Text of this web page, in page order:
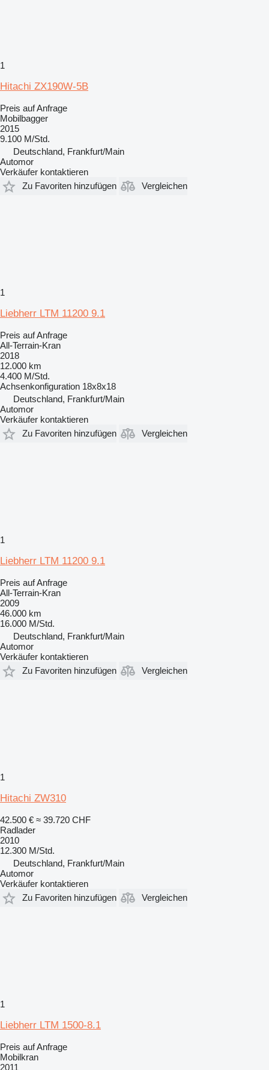
1
Hitachi ZX190W-5B
Preis auf Anfrage
Mobilbagger
2015
9.100 M/Std.
Deutschland, Frankfurt/Main
Automor
Verkäufer kontaktieren
Zu Favoriten hinzufügen
Vergleichen
1
Liebherr LTM 11200 9.1
Preis auf Anfrage
All-Terrain-Kran
2018
12.000 km
4.400 M/Std.
Achsenkonfiguration 18x8x18
Deutschland, Frankfurt/Main
Automor
Verkäufer kontaktieren
Zu Favoriten hinzufügen
Vergleichen
1
Liebherr LTM 11200 9.1
Preis auf Anfrage
All-Terrain-Kran
2009
46.000 km
16.000 M/Std.
Deutschland, Frankfurt/Main
Automor
Verkäufer kontaktieren
Zu Favoriten hinzufügen
Vergleichen
1
Hitachi ZW310
42.500 € ≈ 39.720 CHF
Radlader
2010
12.300 M/Std.
Deutschland, Frankfurt/Main
Automor
Verkäufer kontaktieren
Zu Favoriten hinzufügen
Vergleichen
1
Liebherr LTM 1500-8.1
Preis auf Anfrage
Mobilkran
2011